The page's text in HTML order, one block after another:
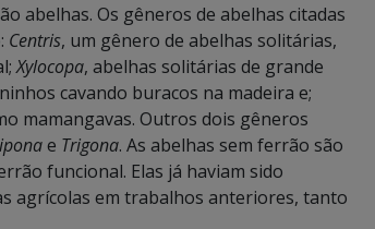
abelhas. Os gêneros de abelhas citadas
Centris, um gênero de abelhas solitárias,
Xylocopa, abelhas solitárias de grande
cavando buracos na madeira e;
mamangavas. Outros dois gêneros
e Trigona. As abelhas sem ferrão são
funcional. Elas já haviam sido
agrícolas em trabalhos anteriores, tanto